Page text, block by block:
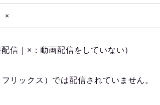
×
信｜×：動画配信をしていない）
リックス）では配信されていません。